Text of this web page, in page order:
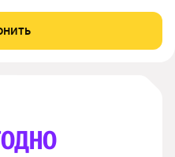
планировка. Приглашаем к